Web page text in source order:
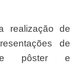
de
pôster e